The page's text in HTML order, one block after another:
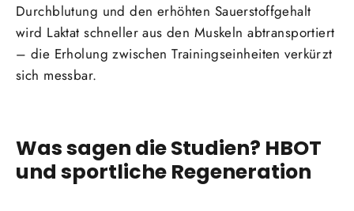
Durchblutung und den erhöhten Sauerstoffgehalt
wird Laktat schneller aus den Muskeln abtransportiert
– die Erholung zwischen Trainingseinheiten verkürzt
sich messbar.
Was sagen die Studien? HBOT
und sportliche Regeneration